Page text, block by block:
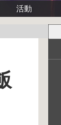
活動